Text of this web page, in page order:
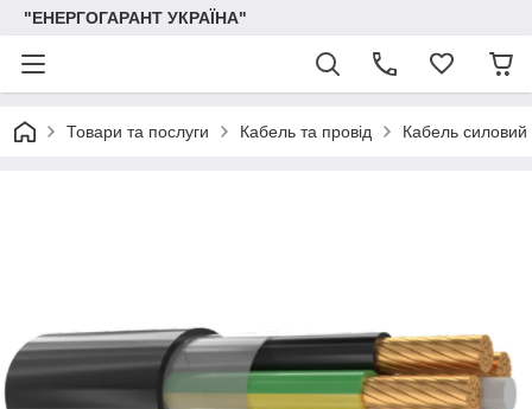
"ЕНЕРГОГАРАНТ УКРАЇНА"
Товари та послуги Кабель та провід Кабель